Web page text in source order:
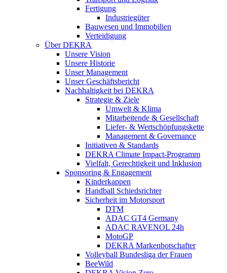
Fertigung
Industriegüter
Bauwesen und Immobilien
Verteidigung
Über DEKRA
Unsere Vision
Unsere Historie
Unser Management
Unser Geschäftsbericht
Nachhaltigkeit bei DEKRA
Strategie & Ziele
Umwelt & Klima
Mitarbeitende & Gesellschaft
Liefer- & Wertschöpfungskette
Management & Governance
Initiativen & Standards
DEKRA Climate Impact-Programm
Vielfalt, Gerechtigkeit und Inklusion​
Sponsoring & Engagement
Kinderkappen
Handball Schiedsrichter
Sicherheit im Motorsport
DTM
ADAC GT4 Germany
ADAC RAVENOL 24h
MotoGP
DEKRA Markenbotschafter
Volleyball Bundesliga der Frauen
BeeWild